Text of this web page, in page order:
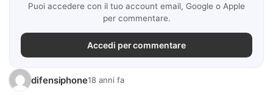
Puoi accedere con il tuo account email, Google o Apple
per commentare.
Accedi per commentare
difensiphone18 anni fa